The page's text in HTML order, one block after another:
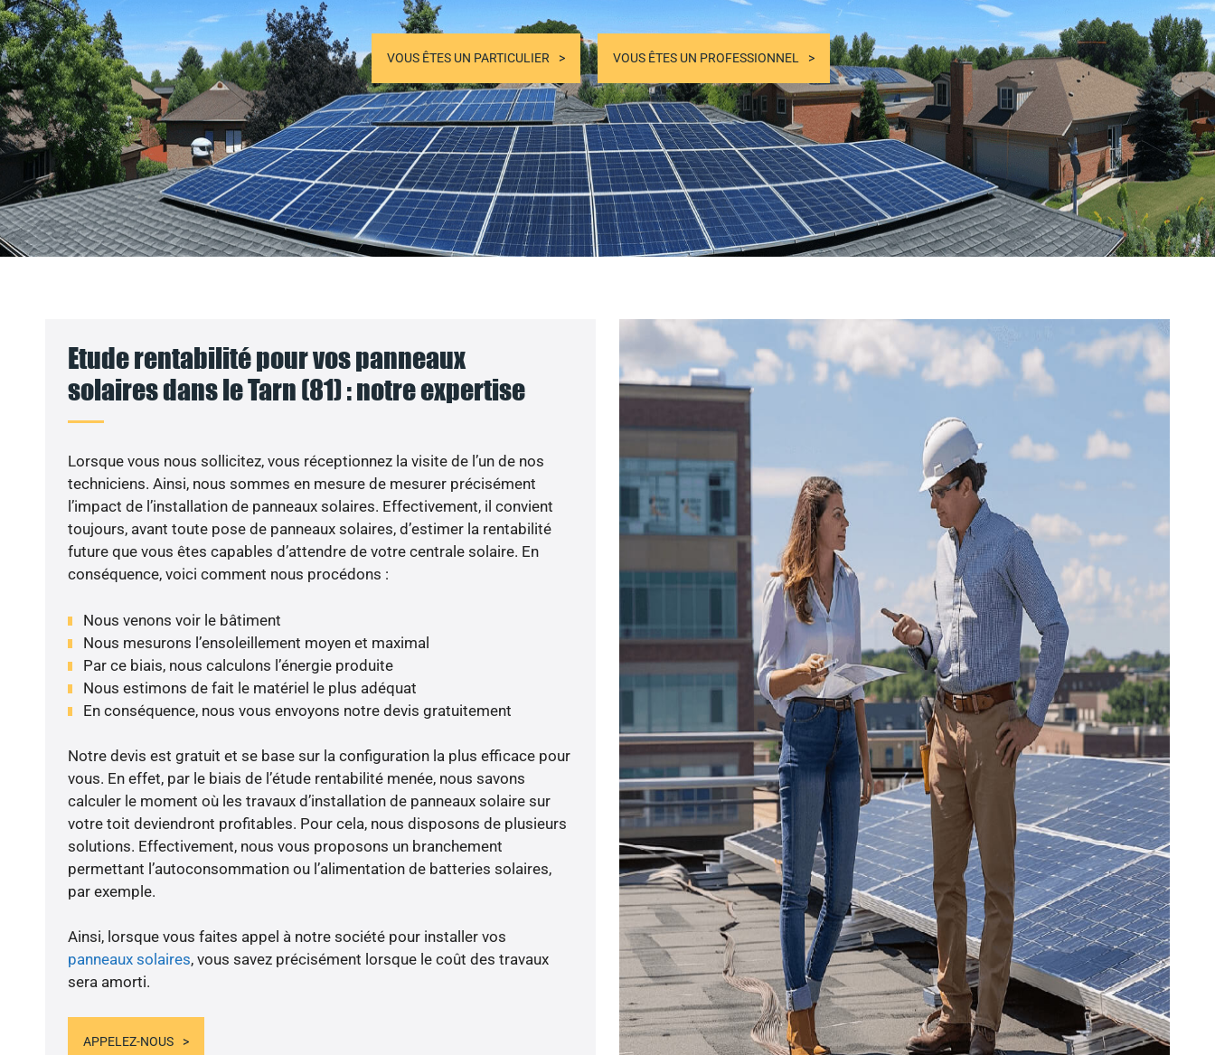
VOUS ÊTES UN PARTICULIER VOUS ÊTES UN PROFESSIONNEL
Etude rentabilité pour vos panneaux
solaires dans le Tarn (81) : notre expertise
Lorsque vous nous sollicitez, vous réceptionnez la visite de l’un de nos
techniciens. Ainsi, nous sommes en mesure de mesurer précisément
l’impact de l’installation de panneaux solaires. Effectivement, il convient
toujours, avant toute pose de panneaux solaires, d’estimer la rentabilité
future que vous êtes capables d’attendre de votre centrale solaire. En
conséquence, voici comment nous procédons :
Nous venons voir le bâtiment
Nous mesurons l’ensoleillement moyen et maximal
Par ce biais, nous calculons l’énergie produite
Nous estimons de fait le matériel le plus adéquat
En conséquence, nous vous envoyons notre devis gratuitement
Notre devis est gratuit et se base sur la configuration la plus efficace pour
vous. En effet, par le biais de l’étude rentabilité menée, nous savons
calculer le moment où les travaux d’installation de panneaux solaire sur
votre toit deviendront profitables. Pour cela, nous disposons de plusieurs
solutions. Effectivement, nous vous proposons un branchement
permettant l’autoconsommation ou l’alimentation de batteries solaires,
par exemple.
Ainsi, lorsque vous faites appel à notre société pour installer vos
panneaux solaires, vous savez précisément lorsque le coût des travaux
sera amorti.
APPELEZ-NOUS